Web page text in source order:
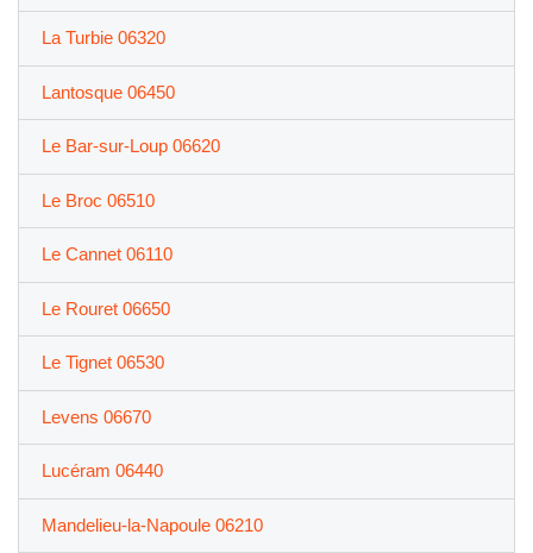
La Turbie 06320
Lantosque 06450
Le Bar-sur-Loup 06620
Le Broc 06510
Le Cannet 06110
Le Rouret 06650
Le Tignet 06530
Levens 06670
Lucéram 06440
Mandelieu-la-Napoule 06210